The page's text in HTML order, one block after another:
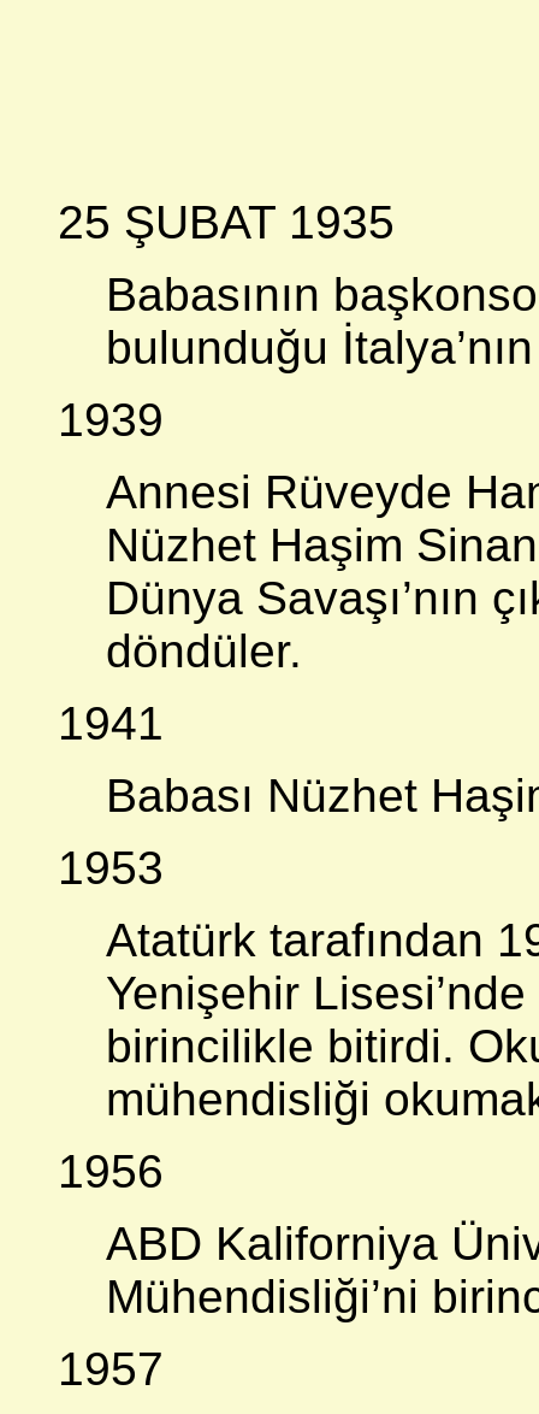
25 ŞUBAT 1935
Babasının
bulunduğu
1939
Annesi Rüveyde
Nüzhet Haşim
Dünya Savaşı’nın
döndüler.
1941
Babası Nüzhet
1953
Atatürk tarafından
Yenişehir
birincilikle bitirdi.
mühendisliği
1956
ABD Kaliforniya
Mühendisliği’ni
1957